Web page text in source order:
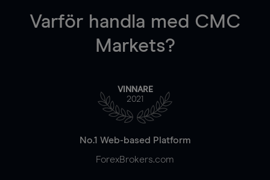
Varför handla med CMC
Markets?
VINNARE
2021
No.1 Web-based Platform
ForexBrokers.com